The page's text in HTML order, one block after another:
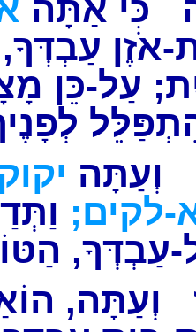
כִּי אַתָּה
אֹזֶן עַבְדְּךָ,
עַל-כֵּן
וְעַתָּה
לקים;
עַבְדְּךָ,
וְעַתָּה,